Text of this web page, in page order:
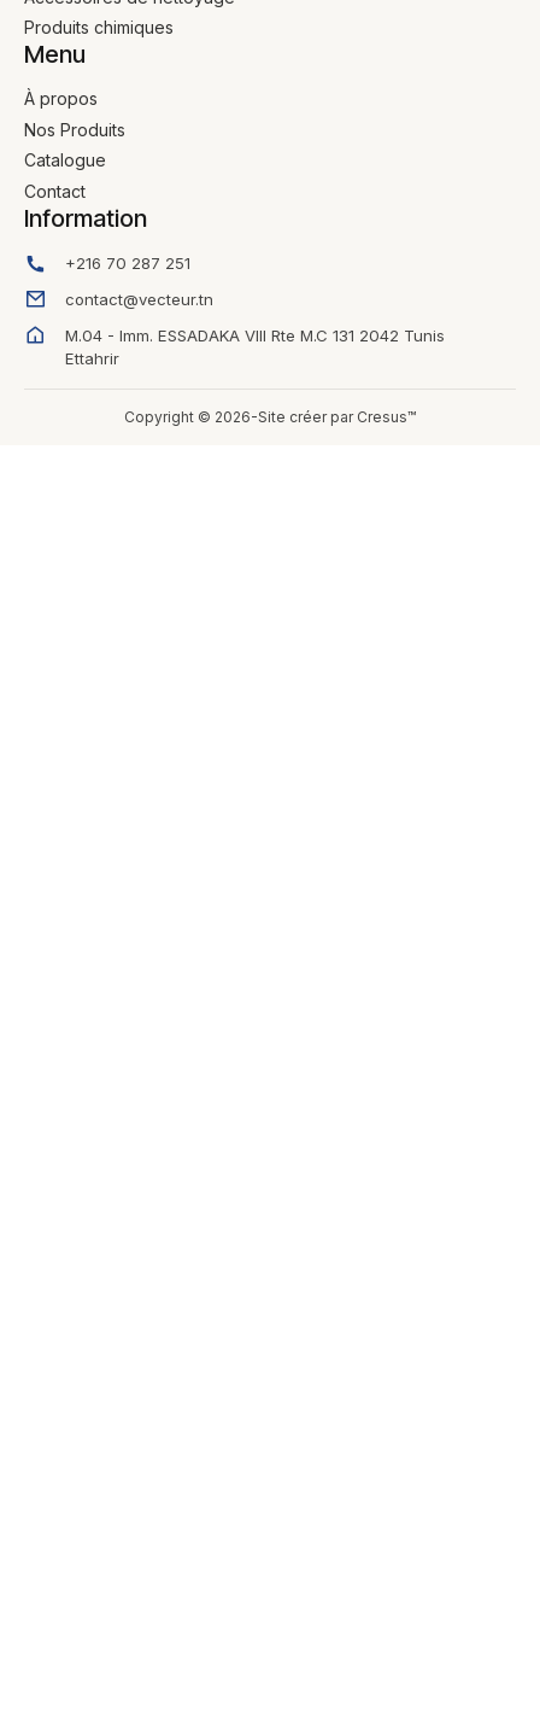
Produits chimiques
Menu
À propos
Nos Produits
Catalogue
Contact
Information
+216 70 287 251
contact@vecteur.tn
M.04 - Imm. ESSADAKA VIII Rte M.C 131 2042 Tunis
Ettahrir
Copyright © 2026-Site créer par Cresus™